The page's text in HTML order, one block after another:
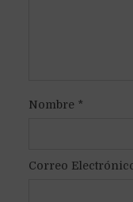
Nombre*
Correo